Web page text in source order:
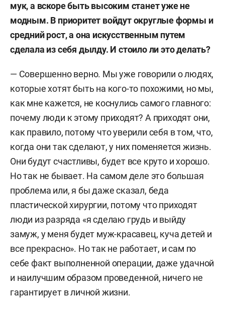
мук, а вскоре быть высоким станет уже не
модным. В приоритет войдут округлые формы и
средний рост, а она искусственным путем
сделала из себя дылду. И стоило ли это делать?
— Совершенно верно. Мы уже говорили о людях,
которые хотят быть на кого-то похожими, но мы,
как мне кажется, не коснулись самого главного:
почему люди к этому приходят? А приходят они,
как правило, потому что уверили себя в том, что,
когда они так сделают, у них поменяется жизнь.
Они будут счастливы, будет все круто и хорошо.
Но так не бывает. На самом деле это большая
проблема или, я бы даже сказал, беда
пластической хирургии, потому что приходят
люди из разряда «я сделаю грудь и выйду
замуж, у меня будет муж-красавец, куча детей и
все прекрасно». Но так не работает, и сам по
себе факт выполненной операции, даже удачной
и наилучшим образом проведенной, ничего не
гарантирует в личной жизни.